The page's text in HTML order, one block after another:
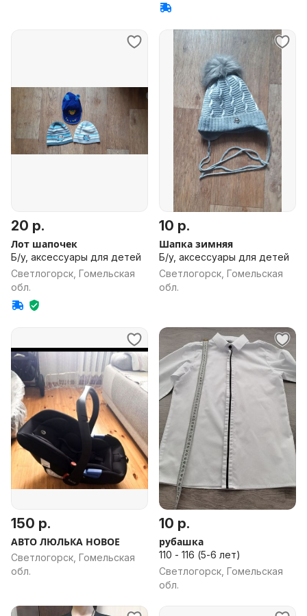
20 р.
Лот шапочек
Б/у, аксессуары для детей
Светлогорск, Гомельская
обл.
10 р.
Шапка зимняя
Б/у, аксессуары для детей
Светлогорск, Гомельская
обл.
150 р.
АВТО ЛЮЛЬКА НОВОЕ
Светлогорск, Гомельская
обл.
10 р.
рубашка
110 - 116 (5-6 лет)
Светлогорск, Гомельская
обл.